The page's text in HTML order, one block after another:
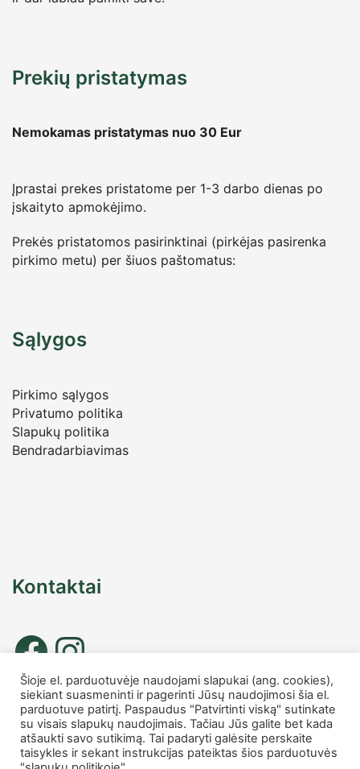
Prekių pristatymas
Nemokamas pristatymas nuo 30 Eur
Įprastai prekes pristatome per 1-3 darbo dienas po
įskaityto apmokėjimo.
Prekės pristatomos pasirinktinai (pirkėjas pasirenka
pirkimo metu) per šiuos paštomatus:
Sąlygos
Pirkimo sąlygos
Privatumo politika
Slapukų politika
Bendradarbiavimas
Kontaktai
Tel. nr.: +37067677885
info@charmshop.lt
MB Charmshop
Šioje el. parduotuvėje naudojami slapukai (ang. cookies),
siekiant suasmeninti ir pagerinti Jūsų naudojimosi šia el.
parduotuve patirtį. Paspaudus "Patvirtinti viską" sutinkate
su visais slapukų naudojimais. Tačiau Jūs galite bet kada
atšaukti savo sutikimą. Tai padaryti galėsite perskaite
taisykles ir sekant instrukcijas pateiktas šios parduotuvės